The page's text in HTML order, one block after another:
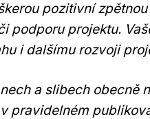
pozitivní
podporu projektu.
i dalšímu rozvoji
a slibech obecně
pravidelném